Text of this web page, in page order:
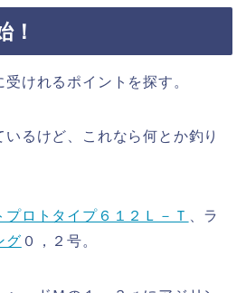
！
けれるポイントを探す。
るけど、これなら何とか釣り
プロトタイプ６１２Ｌ－Ｔ
、ラ
グ ０，２号。